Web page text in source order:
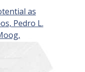
as
Pedro L.